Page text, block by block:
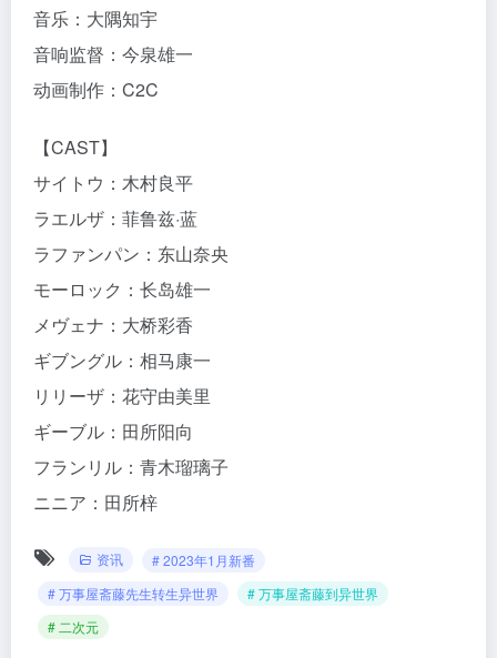
音乐：大隅知宇
音响监督：今泉雄一
动画制作：C2C
【CAST】
サイトウ：木村良平
ラエルザ：菲鲁兹·蓝
ラファンパン：东山奈央
モーロック：长岛雄一
メヴェナ：大桥彩香
ギブングル：相马康一
リリーザ：花守由美里
ギーブル：田所阳向
フランリル：青木瑠璃子
ニニア：田所梓
资讯
# 2023年1月新番
# 万事屋斋藤先生转生异世界
# 万事屋斋藤到异世界
# 二次元